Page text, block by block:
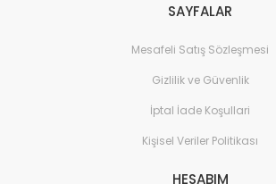
SAYFALAR
Mesafeli Satış Sözleşmesi
Gizlilik ve Güvenlik
İptal İade Koşullari
Kişisel Veriler Politikası
HESABIM